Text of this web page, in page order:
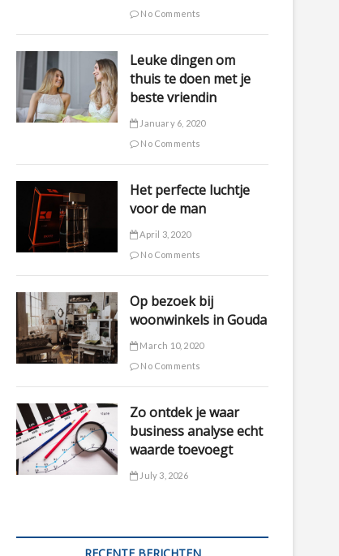
No Comments
Leuke dingen om
thuis te doen met je
beste vriendin
January 6, 2020
No Comments
Het perfecte luchtje
voor de man
April 3, 2020
No Comments
Op bezoek bij
woonwinkels in Gouda
March 10, 2020
No Comments
Zo ontdek je waar
business analyse echt
waarde toevoegt
July 3, 2026
RECENTE BERICHTEN